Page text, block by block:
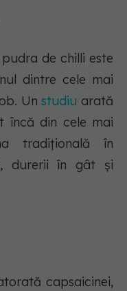
de chilli este
dintre cele mai
Unstudiu arată
încă din cele mai
tradițională în
durerii în gât și
capsaicinei,